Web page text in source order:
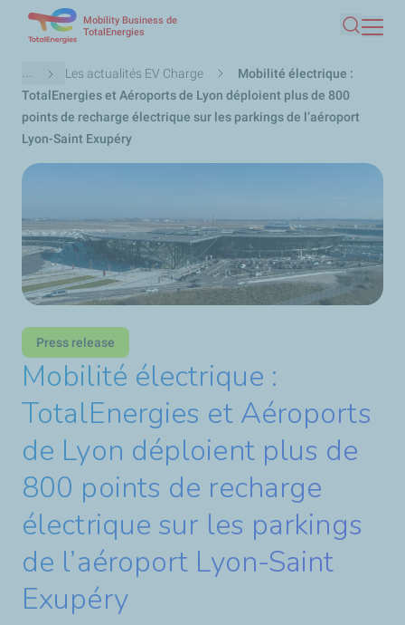
contenu
principal
Mobility Business de
TotalEnergies
Fil
d'Ariane
... Les actualités EV Charge
Mobilité électrique :
TotalEnergies et Aéroports de Lyon déploient plus de 800
points de recharge électrique sur les parkings de l’aéroport
Lyon-Saint Exupéry
Press release
Mobilité électrique :
TotalEnergies et Aéroports
de Lyon déploient plus de
800 points de recharge
électrique sur les parkings
de l’aéroport Lyon-Saint
Exupéry